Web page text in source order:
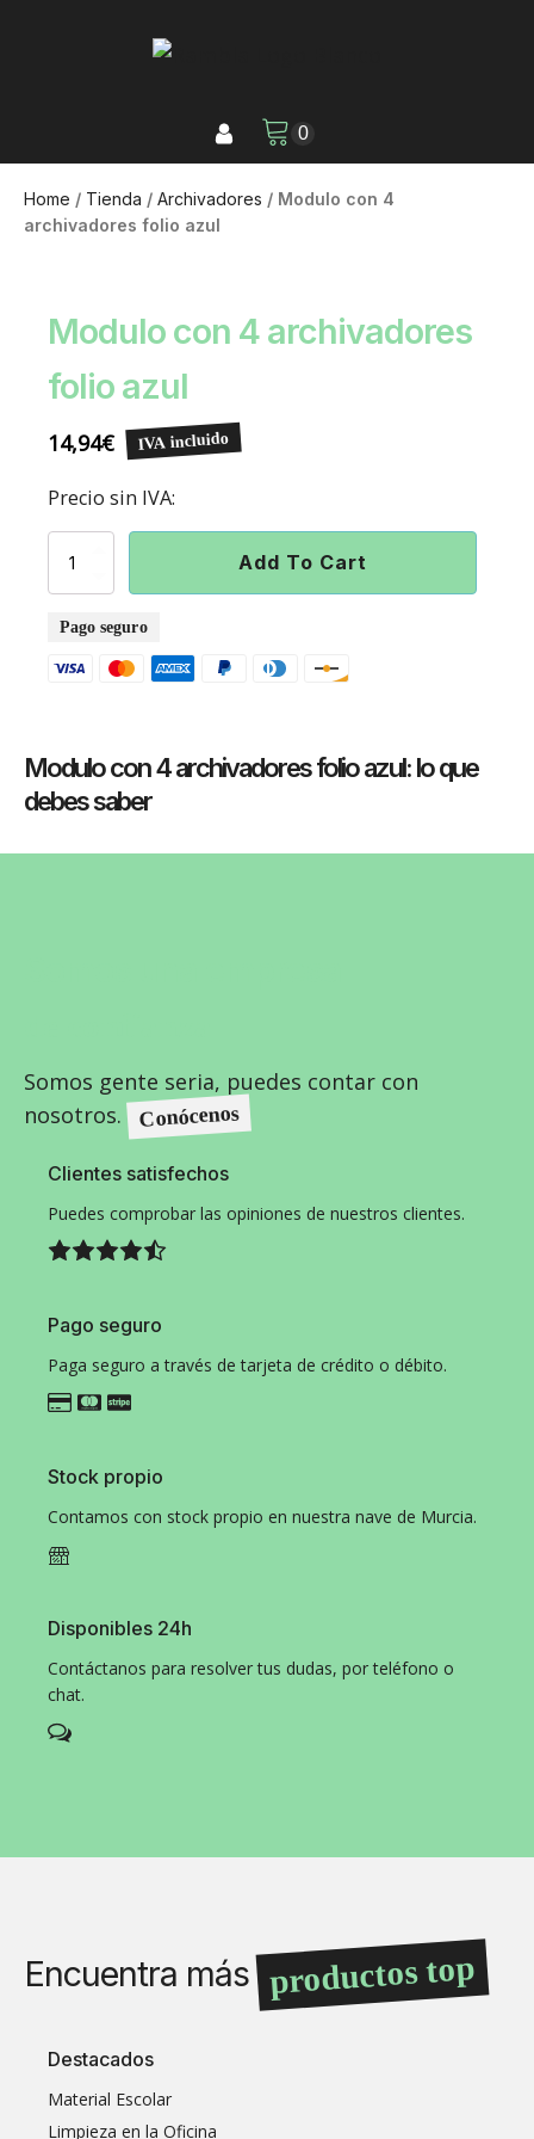
Home / Tienda / Archivadores / Modulo con 4
archivadores folio azul
Modulo con 4 archivadores
folio azul
14,94€ IVA incluido
Precio sin IVA:
Modulo
4
archivadores
azul
Add To Cart
Pago seguro
Modulo con 4 archivadores folio azul: lo que
debes saber
Somos gente seria, puedes contar con
nosotros. Conócenos
Clientes satisfechos
Puedes comprobar las opiniones de nuestros clientes.
Pago seguro
Paga seguro a través de tarjeta de crédito o débito.
Stock propio
Contamos con stock propio en nuestra nave de Murcia.
Disponibles 24h
Contáctanos para resolver tus dudas, por teléfono o
chat.
Encuentra más productos top
Destacados
Material Escolar
Limpieza en la Oficina